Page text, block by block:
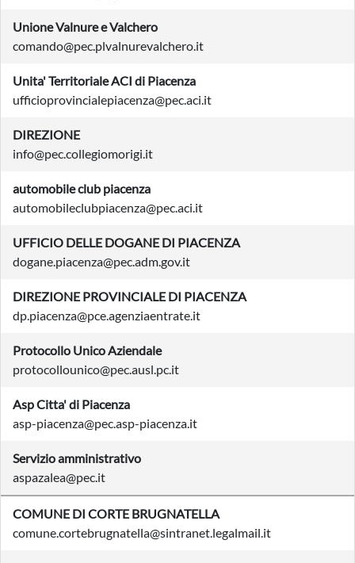
Unione Valnure e Valchero
comando@pec.plvalnurevalchero.it
Unita' Territoriale ACI di Piacenza
ufficioprovincialepiacenza@pec.aci.it
DIREZIONE
info@pec.collegiomorigi.it
automobile club piacenza
automobileclubpiacenza@pec.aci.it
UFFICIO DELLE DOGANE DI PIACENZA
dogane.piacenza@pec.adm.gov.it
DIREZIONE PROVINCIALE DI PIACENZA
dp.piacenza@pce.agenziaentrate.it
Protocollo Unico Aziendale
protocollounico@pec.ausl.pc.it
Asp Citta' di Piacenza
asp-piacenza@pec.asp-piacenza.it
Servizio amministrativo
aspazalea@pec.it
COMUNE DI CORTE BRUGNATELLA
comune.cortebrugnatella@sintranet.legalmail.it